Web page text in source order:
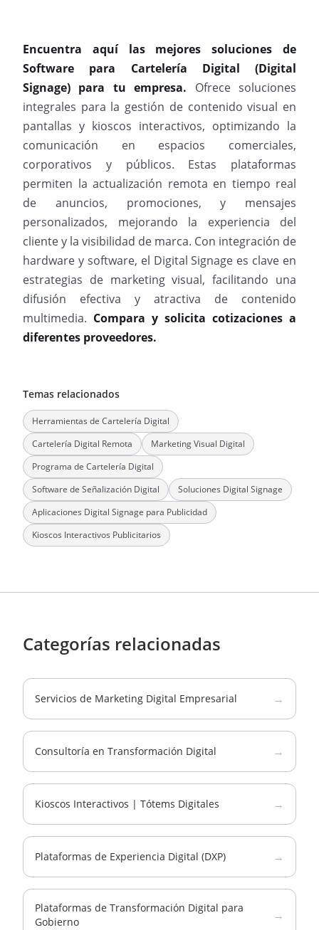
Encuentra aquí las mejores soluciones de
Software para Cartelería Digital (Digital
Signage) para tu empresa. Ofrece soluciones
integrales para la gestión de contenido visual en
pantallas y kioscos interactivos, optimizando la
comunicación en espacios comerciales,
corporativos y públicos. Estas plataformas
permiten la actualización remota en tiempo real
de anuncios, promociones, y mensajes
personalizados, mejorando la experiencia del
cliente y la visibilidad de marca. Con integración de
hardware y software, el Digital Signage es clave en
estrategias de marketing visual, facilitando una
difusión efectiva y atractiva de contenido
multimedia. Compara y solicita cotizaciones a
diferentes proveedores.
Temas relacionados
Herramientas de Cartelería Digital
Cartelería Digital Remota
Marketing Visual Digital
Programa de Cartelería Digital
Software de Señalización Digital
Soluciones Digital Signage
Aplicaciones Digital Signage para Publicidad
Kioscos Interactivos Publicitarios
Categorías relacionadas
Servicios de Marketing Digital Empresarial →
Consultoría en Transformación Digital →
Kioscos Interactivos | Tótems Digitales →
Plataformas de Experiencia Digital (DXP) →
Plataformas de Transformación Digital para
Gobierno
→